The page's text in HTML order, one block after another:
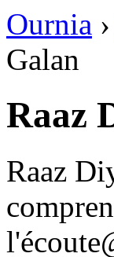
Ournia ›
Galan
Raaz
Raaz